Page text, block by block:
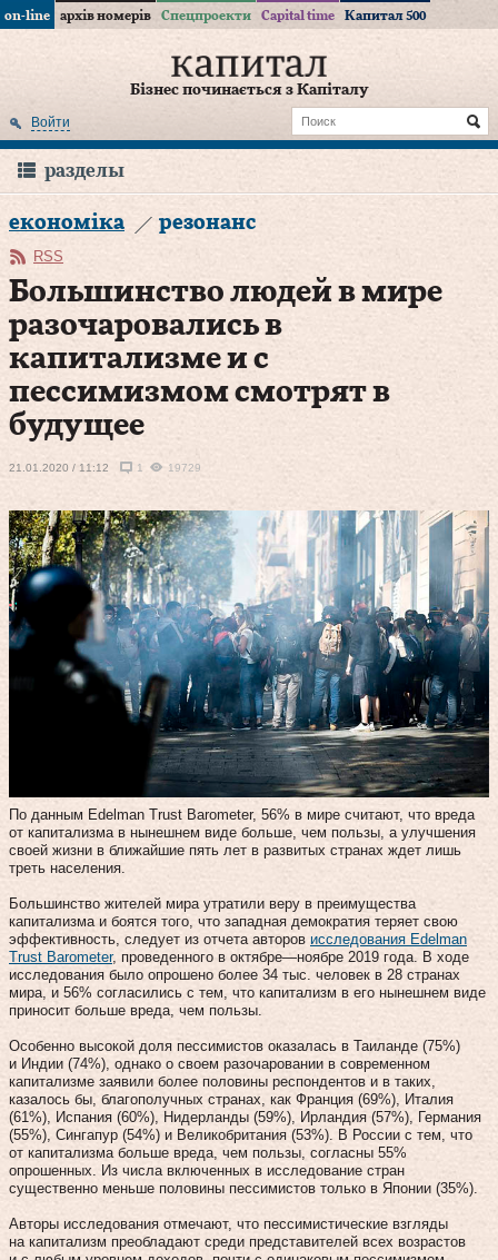
on-line архів номерів Спецпроекти Capital time Капитал 500
Бізнес починається з Капіталу
Войти
разделы
економіка резонанс
RSS
Большинство людей в мире
разочаровались в
капитализме и с
пессимизмом смотрят в
будущее
21.01.2020 / 11:12 1 19729
По данным Edelman Trust Barometer, 56% в мире считают, что вреда
от капитализма в нынешнем виде больше, чем пользы, а улучшения
своей жизни в ближайшие пять лет в развитых странах ждет лишь
треть населения.
Большинство жителей мира утратили веру в преимущества
капитализма и боятся того, что западная демократия теряет свою
эффективность, следует из отчета авторов исследования Edelman
Trust Barometer, проведенного в октябре—ноябре 2019 года. В ходе
исследования было опрошено более 34 тыс. человек в 28 странах
мира, и 56% согласились с тем, что капитализм в его нынешнем виде
приносит больше вреда, чем пользы.
Особенно высокой доля пессимистов оказалась в Таиланде (75%)
и Индии (74%), однако о своем разочаровании в современном
капитализме заявили более половины респондентов и в таких,
казалось бы, благополучных странах, как Франция (69%), Италия
(61%), Испания (60%), Нидерланды (59%), Ирландия (57%), Германия
(55%), Сингапур (54%) и Великобритания (53%). В России с тем, что
от капитализма больше вреда, чем пользы, согласны 55%
опрошенных. Из числа включенных в исследование стран
существенно меньше половины пессимистов только в Японии (35%).
Авторы исследования отмечают, что пессимистические взгляды
на капитализм преобладают среди представителей всех возрастов